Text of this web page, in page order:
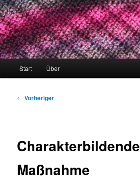
Start Über
Beitragsnavigation
← Vorheriger
Charakterbildende
Maßnahme